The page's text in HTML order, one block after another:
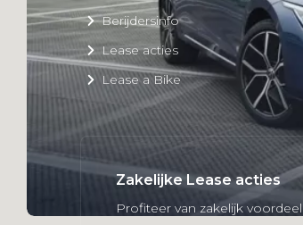
Berijdersinfo
Lease acties
Lease a Bike
Zakelijke Lease acties
Profiteer van zakelijk voordeel